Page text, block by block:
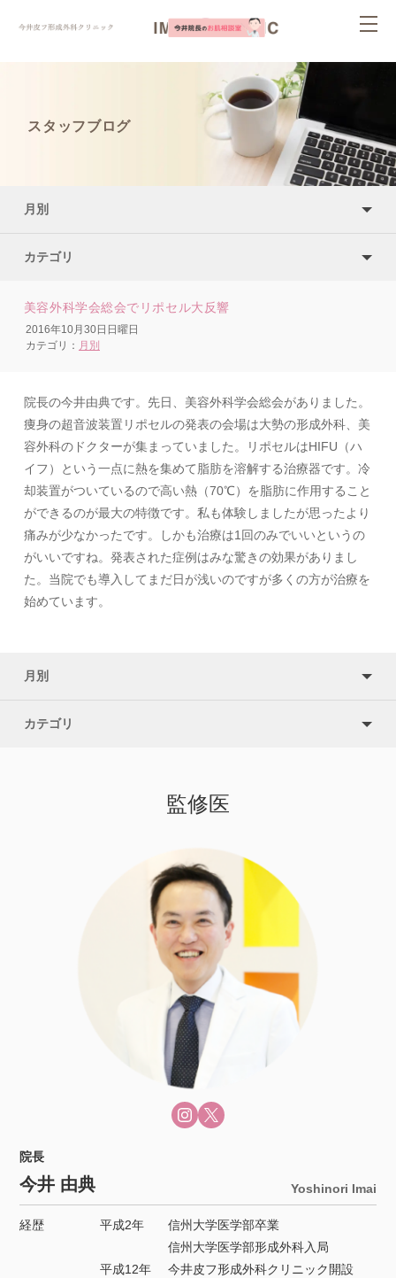
スタッフブログ
月別
カテゴリ
美容外科学会総会でリポセル大反響
2016年10月30日日曜日
カテゴリ： 月別
院長の今井由典です。先日、美容外科学会総会がありました。
痩身の超音波装置リポセルの発表の会場は大勢の形成外科、美
容外科のドクターが集まっていました。リポセルはHIFU（ハ
イフ）という一点に熱を集めて脂肪を溶解する治療器です。冷
却装置がついているので高い熱（70℃）を脂肪に作用すること
ができるのが最大の特徴です。私も体験しましたが思ったより
痛みが少なかったです。しかも治療は1回のみでいいというの
がいいですね。発表された症例はみな驚きの効果がありまし
た。当院でも導入してまだ日が浅いのですが多くの方が治療を
始めています。
月別
カテゴリ
監修医
院長
今井 由典 Yoshinori Imai
経歴 平成2年
信州大学医学部卒業
信州大学医学部形成外科入局
平成12年
今井皮フ形成外科クリニック開設